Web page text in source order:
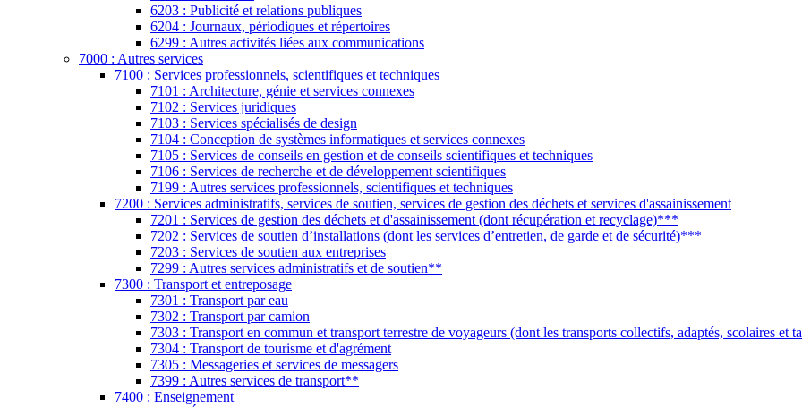
6203 : Publicité et relations publiques
6204 : Journaux, périodiques et répertoires
6299 : Autres activités liées aux communications
7000 : Autres services
7100 : Services professionnels, scientifiques et techniques
7101 : Architecture, génie et services connexes
7102 : Services juridiques
7103 : Services spécialisés de design
7104 : Conception de systèmes informatiques et services connexes
7105 : Services de conseils en gestion et de conseils scientifiques et techniques
7106 : Services de recherche et de développement scientifiques
7199 : Autres services professionnels, scientifiques et techniques
7200 : Services administratifs, services de soutien, services de gestion des déchets et services d'assainissement
7201 : Services de gestion des déchets et d'assainissement (dont récupération et recyclage)***
7202 : Services de soutien d’installations (dont les services d’entretien, de garde et de sécurité)***
7203 : Services de soutien aux entreprises
7299 : Autres services administratifs et de soutien**
7300 : Transport et entreposage
7301 : Transport par eau
7302 : Transport par camion
7303 : Transport en commun et transport terrestre de voyageurs (dont les transports collectifs, adaptés, scolaires et
7304 : Transport de tourisme et d'agrément
7305 : Messageries et services de messagers
7399 : Autres services de transport**
7400 : Enseignement